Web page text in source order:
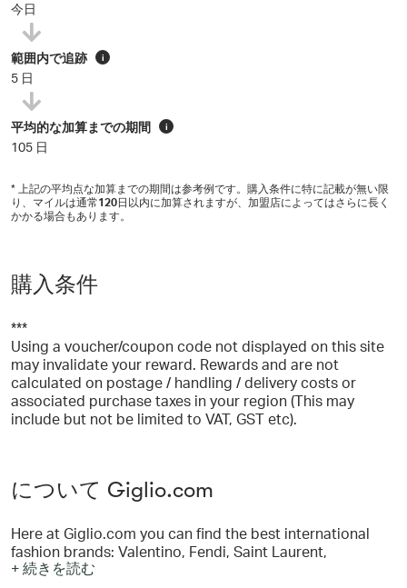
今日
範囲内で追跡 i
5 日
平均的な加算までの期間 i
105 日
* 上記の平均点な加算までの期間は参考例です。購入条件に特に記載が無い限
り、マイルは通常120日以内に加算されますが、加盟店によってはさらに長く
かかる場合もあります。
購入条件
***
Using a voucher/coupon code not displayed on this site
may invalidate your reward. Rewards and are not
calculated on postage / handling / delivery costs or
associated purchase taxes in your region (This may
include but not be limited to VAT, GST etc).
について Giglio.com
Here at Giglio.com you can find the best international
fashion brands: Valentino, Fendi, Saint Laurent,
Balenciaga, Giorgio Armani, Gianni Versace, Salvatore
+ 続きを読む